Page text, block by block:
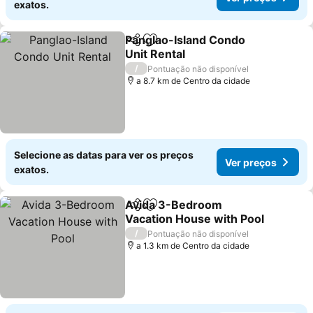
exatos.
PartilharAdicionar aos favoritos
Panglao-Island Condo
Unit Rental
Ver preços
/
Pontuação não disponível
a 8.7 km de Centro da cidade
Selecione as datas para ver os preços
exatos.
Ver preços
PartilharAdicionar aos favoritos
Avida 3-Bedroom
Vacation House with Pool
Ver preços
/
Pontuação não disponível
a 1.3 km de Centro da cidade